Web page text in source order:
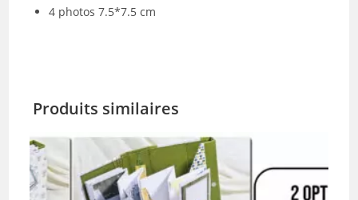
4 photos 7.5*7.5 cm
Produits similaires